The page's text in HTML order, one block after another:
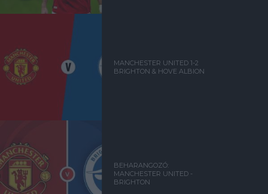
MANCHESTER UNITED 1-2
BRIGHTON & HOVE ALBION
BEHARANGOZÓ:
MANCHESTER UNITED -
BRIGHTON